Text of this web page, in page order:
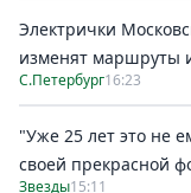
Электрички
изменят маршруты
С.Петербург16:23
"Уже 25 лет это не
своей прекрасной
Звезды15:11